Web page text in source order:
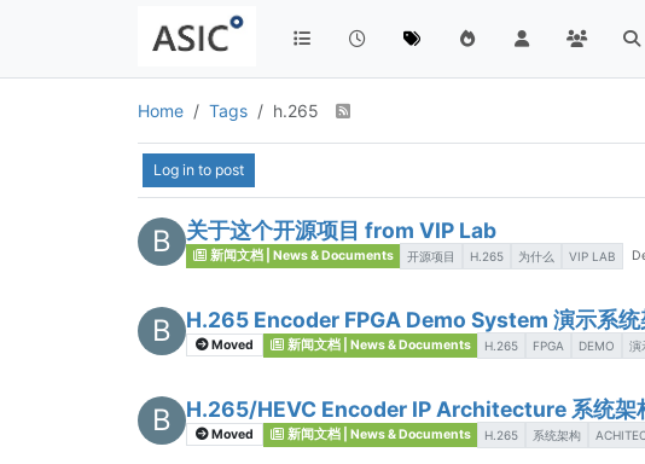
Home Tags h.265
Log in to post
B 关于这个开源项目 from VIP Lab
新闻文档 | News & Documents 开源项目 H.265 为什么 VIP LAB
B H.265 Encoder FPGA Demo System 演示系统
Moved 新闻文档 | News & Documents H.265 FPGA DEMO 演
B H.265/HEVC Encoder IP Architecture 系统架
Moved 新闻文档 | News & Documents H.265 系统架构